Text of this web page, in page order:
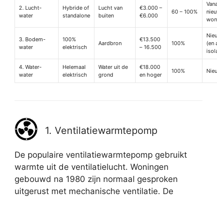
2. Lucht-
water
Hybride of
standalone
Lucht van
buiten
€3.000 –
€6.000
60 – 100%
3. Bodem-
water
100%
elektrisch
Aardbron
€13.500
– 16.500
100%
(en
4. Water-
water
Helemaal
elektrisch
Water uit de
grond
€18.000
en hoger
100%
1. Ventilatiewarmtepomp
De populaire ventilatiewarmtepomp gebruikt
warmte uit de ventilatielucht. Woningen
gebouwd na 1980 zijn normaal gesproken
uitgerust met mechanische ventilatie. De